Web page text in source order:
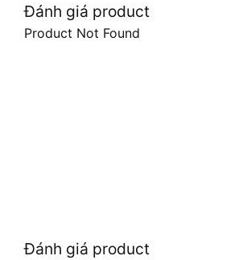
Đánh giá product
Product Not Found
Đánh giá product